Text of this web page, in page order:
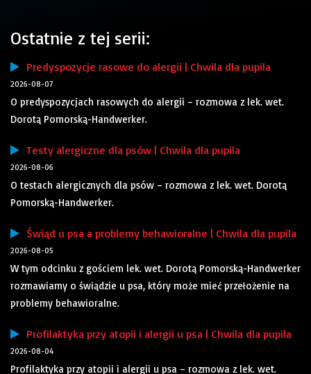
Ostatnie z tej serii:
Predyspozycje rasowe do alergii | Chwila dla pupila
2026-08-07
O predyspozycjach rasowych do alergii – rozmowa z lek. wet.
Dorotą Pomorską-Handwerker.
Testy alergiczne dla psów | Chwila dla pupila
2026-08-06
O testach alergicznych dla psów – rozmowa z lek. wet. Dorotą
Pomorską-Handwerker.
Świąd u psa a problemy behawioralne | Chwila dla pupila
2026-08-05
W tym odcinku z gościem lek. wet. Dorotą Pomorską-Handwerker
rozmawiamy o świądzie u psa, który może mieć przełożenie na
problemy behawioralne.
Profilaktyka przy atopii i alergii u psa | Chwila dla pupila
2026-08-04
Profilaktyka przy atopii i alergii u psa – rozmowa z lek. wet.